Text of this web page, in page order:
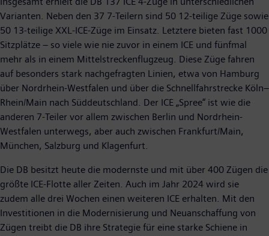
Varianten. Neben den 37 7-Teilern sind 50 12-teilige Züge sowie
50 13-teilige XXL-ICE-Züge im Einsatz. Letztere bieten fast 1000
Sitzplätze – so viele wie nie zuvor in einem ICE und fünfmal
mehr als in einem Mittelstreckenflugzeug. Diese Züge fahren
auf besonders stark nachgefragten Linien, etwa von Hamburg
über Nordrhein-Westfalen und über die Schnellfahrstrecke Köln–
Rhein/Main nach Süddeutschland. Der ICE „Spree“ ist wie die
anderen 7-Teiler vor allem zwischen Berlin und Nordrhein-
Westfalen unterwegs, aber auch zwischen Frankfurt/Main,
München, Salzburg und Klagenfurt.
Die DB besitzt heute die modernste und mit über 400 Zügen die
größte ICE-Flotte aller Zeiten. Auch im Jahr 2024 wird sie
zudem alle drei Wochen einen weiteren ICE erhalten. Mit den
Investitionen in die Modernisierung und Neuanschaffung von
Zügen treibt die DB ihre Strategie für eine starke Schiene in